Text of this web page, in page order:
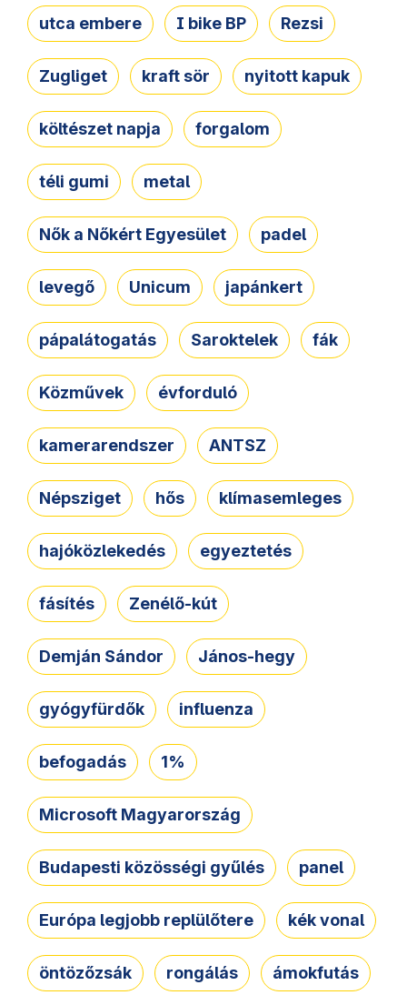
utca embere I bike BP Rezsi
Zugliget kraft sör nyitott kapuk
költészet napja forgalom
téli gumi metal
Nők a Nőkért Egyesület padel
levegő Unicum japánkert
pápalátogatás Saroktelek fák
Közművek évforduló
kamerarendszer ANTSZ
Népsziget hős klímasemleges
hajóközlekedés egyeztetés
fásítés Zenélő-kút
Demján Sándor János-hegy
gyógyfürdők influenza
befogadás 1%
Microsoft Magyarország
Budapesti közösségi gyűlés panel
Európa legjobb replülőtere kék vonal
öntözőzsák rongálás ámokfutás